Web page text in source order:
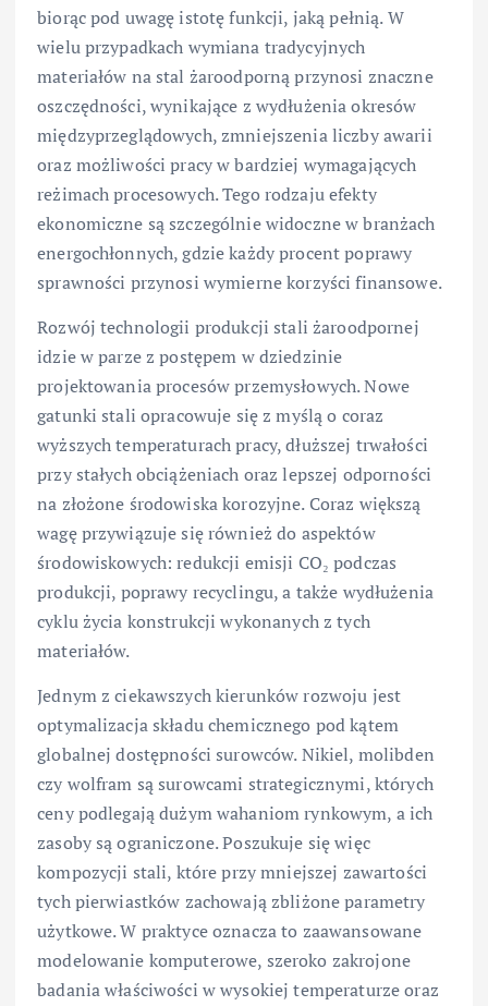
biorąc pod uwagę istotę funkcji, jaką pełnią. W
wielu przypadkach wymiana tradycyjnych
materiałów na stal żaroodporną przynosi znaczne
oszczędności, wynikające z wydłużenia okresów
międzyprzeglądowych, zmniejszenia liczby awarii
oraz możliwości pracy w bardziej wymagających
reżimach procesowych. Tego rodzaju efekty
ekonomiczne są szczególnie widoczne w branżach
energochłonnych, gdzie każdy procent poprawy
sprawności przynosi wymierne korzyści finansowe.
Rozwój technologii produkcji stali żaroodpornej
idzie w parze z postępem w dziedzinie
projektowania procesów przemysłowych. Nowe
gatunki stali opracowuje się z myślą o coraz
wyższych temperaturach pracy, dłuższej trwałości
przy stałych obciążeniach oraz lepszej odporności
na złożone środowiska korozyjne. Coraz większą
wagę przywiązuje się również do aspektów
środowiskowych: redukcji emisji CO₂ podczas
produkcji, poprawy recyclingu, a także wydłużenia
cyklu życia konstrukcji wykonanych z tych
materiałów.
Jednym z ciekawszych kierunków rozwoju jest
optymalizacja składu chemicznego pod kątem
globalnej dostępności surowców. Nikiel, molibden
czy wolfram są surowcami strategicznymi, których
ceny podlegają dużym wahaniom rynkowym, a ich
zasoby są ograniczone. Poszukuje się więc
kompozycji stali, które przy mniejszej zawartości
tych pierwiastków zachowają zbliżone parametry
użytkowe. W praktyce oznacza to zaawansowane
modelowanie komputerowe, szeroko zakrojone
badania właściwości w wysokiej temperaturze oraz